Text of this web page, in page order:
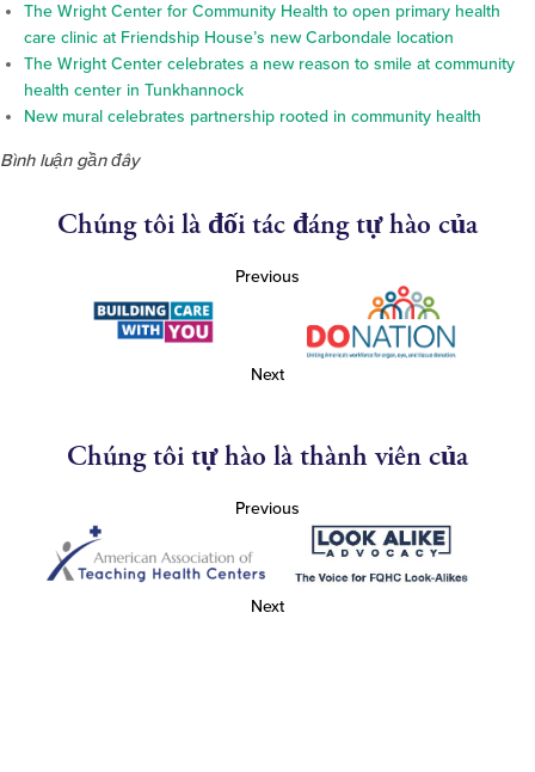
The Wright Center for Community Health to open primary health
care clinic at Friendship House’s new Carbondale location
The Wright Center celebrates a new reason to smile at community
health center in Tunkhannock
New mural celebrates partnership rooted in community health
Bình luận gần đây
Chúng tôi là đối tác đáng tự hào của
Previous
Next
Chúng tôi tự hào là thành viên của
Previous
Next